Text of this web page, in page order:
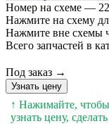
Номер на схеме — 22
Нажмите на схему
Нажмите вне схемы
Всего запчастей в
Под заказ →
Узнать цену
↑ Нажимайте,
узнать цену, сделать